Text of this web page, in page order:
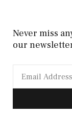
Never miss
our